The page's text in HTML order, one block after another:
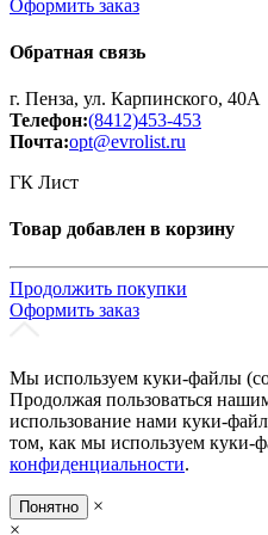
Оформить заказ
Обратная связь
г. Пенза, ул. Карпинского, 40А
Телефон:(8412)453-453
Почта:opt@evrolist.ru
ГК Лист
Товар добавлен в корзину
Продолжить покупки
Оформить заказ
Мы используем куки-файлы
Продолжая пользоваться
использование нами куки-
том, как мы используем куки-
конфиденциальности.
Понятно
×
×